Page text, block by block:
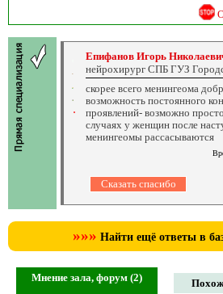
Епифанов Игорь
нейрохирург СПБ ГУЗ
скорее всего менингеома
возможность постоянного
проявлений- возможно
случаях у женщин после
менингеомы рассасываются
»»» Найти ещё ответы в
Мнение зала, форум (2)